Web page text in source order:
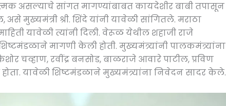
असल्याचे सांगत मागण्यांबाबत कायदेशीर बाबी तपासून
मुख्यमंत्री श्री. शिंदे यांनी यावेळी सांगितले. मराठा
यावेळी त्यांनी दिली. वेरूळ येथील शहाजी राजे
मागणी केली होती. मुख्यमंत्र्यांनी पालकमंत्र्यांना
चव्हाण, रवींद्र बनसोड, बाळराजे आवारे पाटील, प्रविण
यावेळी शिष्टमंडळाने मुख्यमंत्र्यांना निवेदन सादर केले.